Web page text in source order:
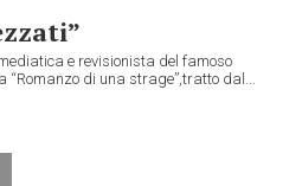
e revisionista del famoso
“Romanzo di una strage”,tratto dal...